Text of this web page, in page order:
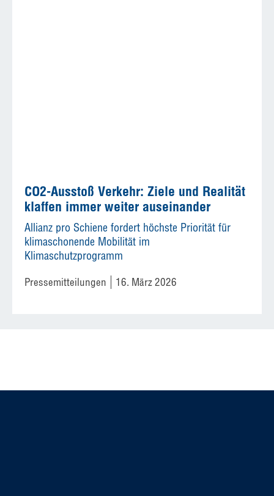
CO2-Ausstoß Verkehr: Ziele und Realität
klaffen immer weiter auseinander
Allianz pro Schiene fordert höchste Priorität für
klimaschonende Mobilität im
Klimaschutzprogramm
Pressemitteilungen 16. März 2026